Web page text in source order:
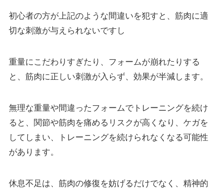
初心者の方が上記のような間違いを犯すと、筋肉に適
切な刺激が与えられないですし
重量にこだわりすぎたり、フォームが崩れたりする
と、筋肉に正しい刺激が入らず、効果が半減します。
無理な重量や間違ったフォームでトレーニングを続け
ると、関節や筋肉を痛めるリスクが高くなり、ケガを
してしまい、トレーニングを続けられなくなる可能性
があります。
休息不足は、筋肉の修復を妨げるだけでなく、精神的